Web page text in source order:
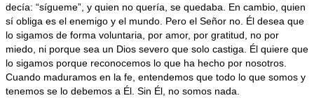
decía: “sígueme”, y quien no quería, se quedaba. En cambio, quien
sí obliga es el enemigo y el mundo. Pero el Señor no. Él desea que
lo sigamos de forma voluntaria, por amor, por gratitud, no por
miedo, ni porque sea un Dios severo que solo castiga. Él quiere que
lo sigamos porque reconocemos lo que ha hecho por nosotros.
Cuando maduramos en la fe, entendemos que todo lo que somos y
tenemos se lo debemos a Él. Sin Él, no somos nada.